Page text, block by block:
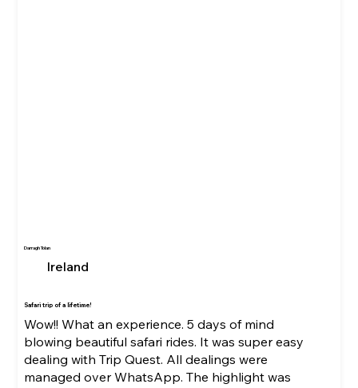
Darragh Tolan
Ireland
Safari trip of a lifetime!
Wow!! What an experience. 5 days of mind
blowing beautiful safari rides. It was super easy
dealing with Trip Quest. All dealings were
managed over WhatsApp. The highlight was